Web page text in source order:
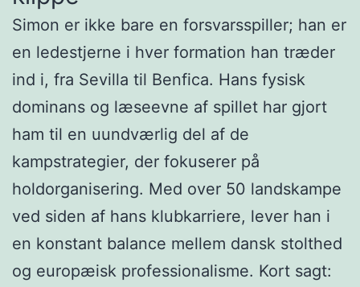
Simon er ikke bare en forsvarsspiller; han er
en ledestjerne i hver formation han træder
ind i, fra Sevilla til Benfica. Hans fysisk
dominans og læseevne af spillet har gjort
ham til en uundværlig del af de
kampstrategier, der fokuserer på
holdorganisering. Med over 50 landskampe
ved siden af hans klubkarriere, lever han i
en konstant balance mellem dansk stolthed
og europæisk professionalisme. Kort sagt: